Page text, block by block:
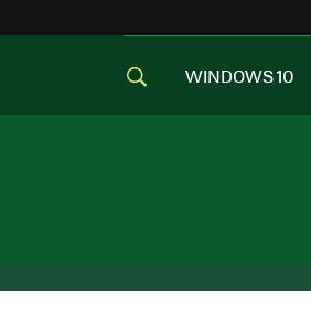
WINDOWS 10